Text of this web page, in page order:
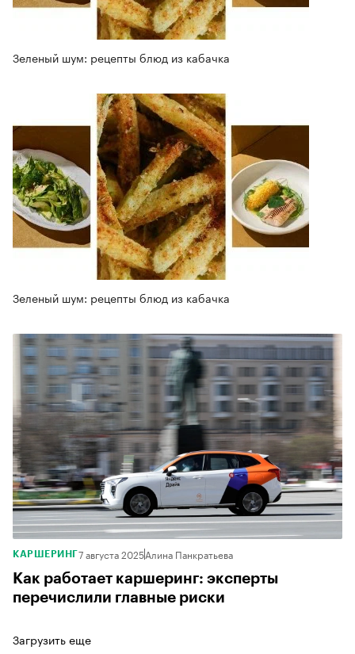
Зеленый шум: рецепты блюд из кабачка
Зеленый шум: рецепты блюд из кабачка
КАРШЕРИНГ 7 августа 2025Алина Панкратьева
Как работает каршеринг: эксперты
перечислили главные риски
Загрузить еще